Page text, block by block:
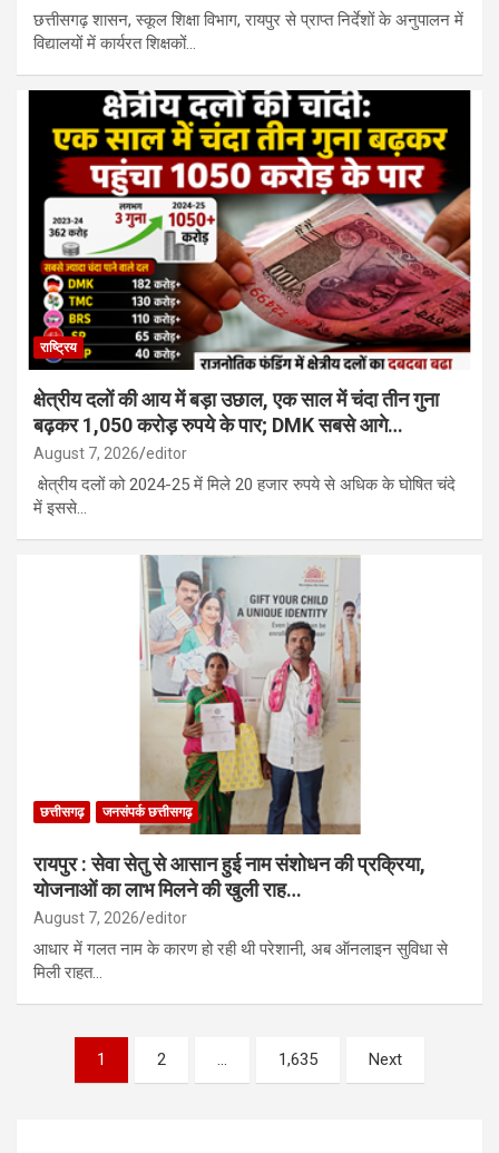
छत्तीसगढ़ शासन, स्कूल शिक्षा विभाग, रायपुर से प्राप्त निर्देशों के अनुपालन में
विद्यालयों में कार्यरत शिक्षकों…
राष्ट्रिय
क्षेत्रीय दलों की आय में बड़ा उछाल, एक साल में चंदा तीन गुना
बढ़कर 1,050 करोड़ रुपये के पार; DMK सबसे आगे…
August 7, 2026 editor
क्षेत्रीय दलों को 2024-25 में मिले 20 हजार रुपये से अधिक के घोषित चंदे
में इससे…
छत्तीसगढ़ जनसंपर्क छत्तीसगढ़
रायपुर : सेवा सेतु से आसान हुई नाम संशोधन की प्रक्रिया,
योजनाओं का लाभ मिलने की खुली राह…
August 7, 2026 editor
आधार में गलत नाम के कारण हो रही थी परेशानी, अब ऑनलाइन सुविधा से
मिली राहत…
pagination
1 2 … 1,635 Next